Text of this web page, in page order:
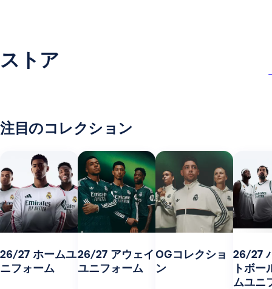
ストア
注目のコレクション
26/27 ホームユ
ニフォーム
26/27 アウェイ
ユニフォーム
OGコレクショ
ン
26/27
トボー
ムユニ